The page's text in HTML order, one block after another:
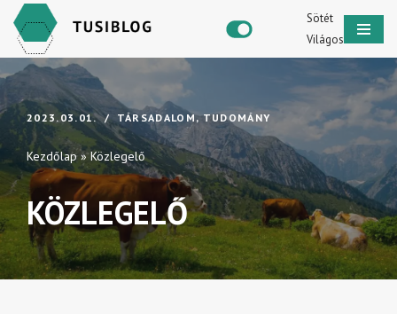
Skip
to
content
Sötét
Világos
2023.03.01. TÁRSADALOM,TUDOMÁNY
Kezdőlap»Közlegelő
KÖZLEGELŐ